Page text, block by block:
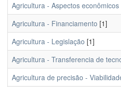
Agricultura - Aspectos econômicos
Agricultura - Financiamento [1]
Agricultura - Legislação [1]
Agricultura - Transferencia de
Agricultura de precisão -